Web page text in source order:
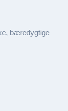
bæredygtige